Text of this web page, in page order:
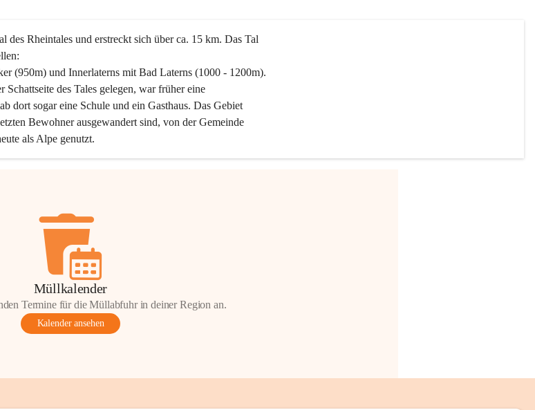
des Rheintales und erstreckt sich über ca. 15 km. Das Tal
(950m) und Innerlaterns mit Bad Laterns (1000 - 1200m).
des Tales gelegen, war früher eine
dort sogar eine Schule und ein Gasthaus. Das Gebiet
Bewohner ausgewandert sind, von der Gemeinde
als Alpe genutzt.
Müllkalender
Termine für die Müllabfuhr in deiner Region an.
Kalender ansehen